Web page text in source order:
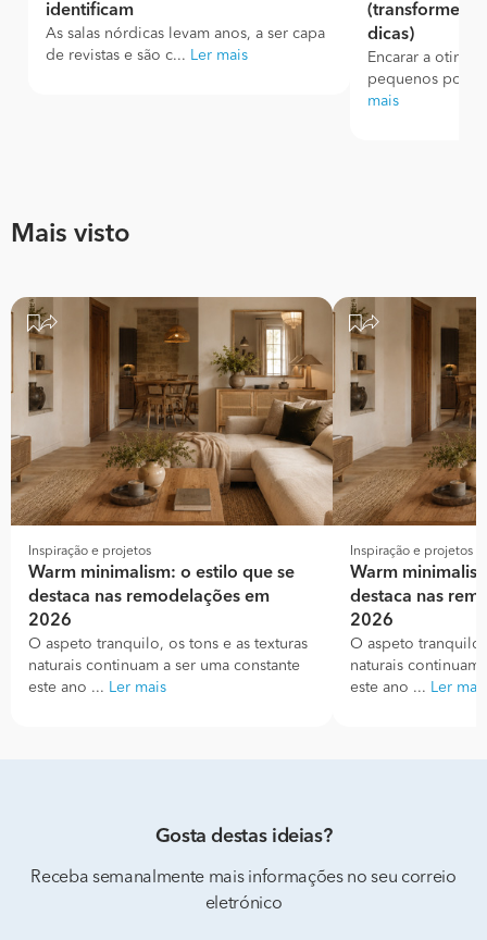
identificam
As salas nórdicas levam anos, a ser capa
de revistas e são c... Ler mais
(transforme a
dicas)
Encarar a
pequenos pode
mais
Mais visto
Inspiração e projetos
Warm minimalism: o estilo que se
destaca nas remodelações em
2026
O aspeto tranquilo, os tons e as texturas
naturais continuam a ser uma constante
este ano ... Ler mais
Inspiração e projetos
Warm
destaca nas
2026
O aspeto
naturais continuam
este ano ... Ler mais
Gosta destas ideias?
Receba semanalmente mais informações no seu correio
eletrónico